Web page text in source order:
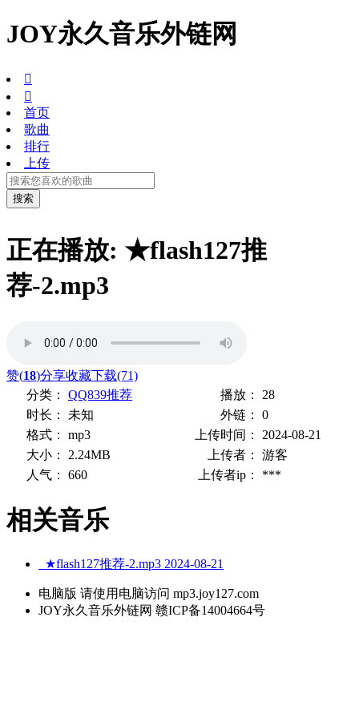
JOY永久音乐外链网


首页
歌曲
排行
上传
正在播放: ★flash127推
荐-2.mp3
赞(18)分享收藏下载(71)
分类：
QQ839推荐 播放：
28
时长：
未知 外链：
0
格式：
mp3 上传时间：
2024-08-21
大小：
2.24MB 上传者：
游客
人气：
660 上传者ip： ***
相关音乐
★flash127推荐-2.mp3 2024-08-21
电脑版 请使用电脑访问 mp3.joy127.com
JOY永久音乐外链网 赣ICP备14004664号